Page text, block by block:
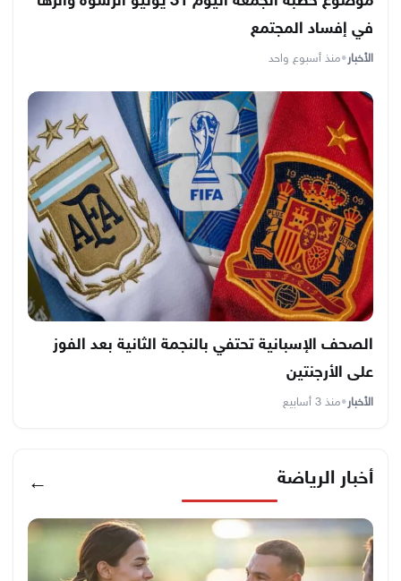
في إفساد المجتمع
الأخبار•منذ أسبوع واحد
الصحف الإسبانية تحتفي بالنجمة الثانية بعد الفوز
على الأرجنتين
الأخبار•منذ 3 أسابيع
أخبار الرياضة ←